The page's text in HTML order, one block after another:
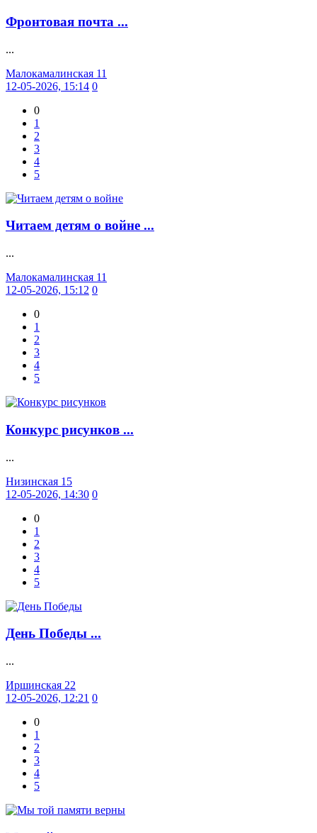
Фронтовая почта ...
...
Малокамалинская 11
12-05-2026, 15:14 0
0
1
2
3
4
5
Читаем детям о войне ...
...
Малокамалинская 11
12-05-2026, 15:12 0
0
1
2
3
4
5
Конкурс рисунков ...
...
Низинская 15
12-05-2026, 14:30 0
0
1
2
3
4
5
День Победы ...
...
Иршинская 22
12-05-2026, 12:21 0
0
1
2
3
4
5